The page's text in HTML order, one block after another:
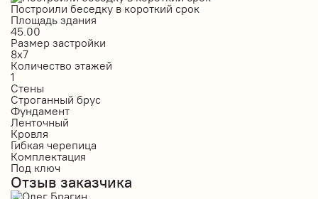
Построили беседку в короткий срок
Площадь здания
45.00
Размер застройки
8х7
Количество этажей
1
Стены
Строганный брус
Фундамент
Ленточный
Кровля
Гибкая черепица
Комплектация
Под ключ
Отзыв заказчика